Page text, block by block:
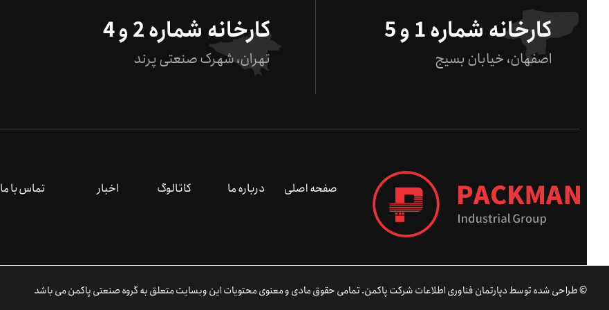
کارخانه شماره 1 و 5
اصفهان، خیابان بسیج
کارخانه شماره 2 و 4
تهران، شهرک صنعتی پرند
صفحه اصلی درباره ما کاتالوگ اخبار تماس با ما
© طراحی شده توسط دپارتمان فناوری اطلاعات شرکت پاکمن. تمامی حقوق مادی و معنوی محتویات این وبسایت متعلق به گروه صنعتی پاکمن می باشد